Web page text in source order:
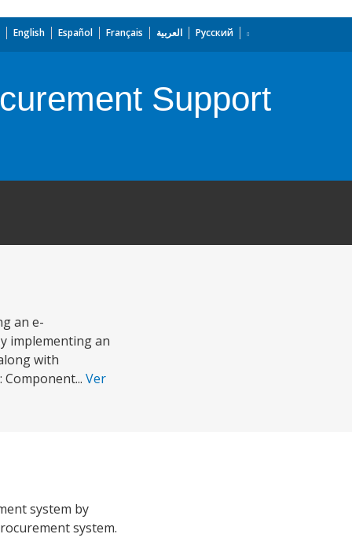
English Español Français العربية Русский
Support
an e-
implementing an
with
Ver
system by
system.